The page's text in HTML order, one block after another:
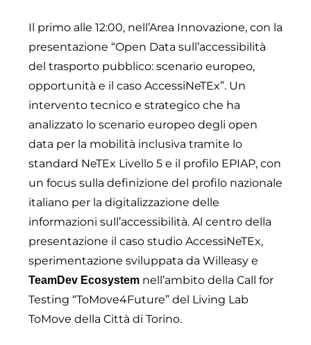
Il primo alle 12:00, nell’Area Innovazione, con la
presentazione “Open Data sull’accessibilità
del trasporto pubblico: scenario europeo,
opportunità e il caso AccessiNeTEx”. Un
intervento tecnico e strategico che ha
analizzato lo scenario europeo degli open
data per la mobilità inclusiva tramite lo
standard NeTEx Livello 5 e il profilo EPIAP, con
un focus sulla definizione del profilo nazionale
italiano per la digitalizzazione delle
informazioni sull’accessibilità. Al centro della
presentazione il caso studio AccessiNeTEx,
sperimentazione sviluppata da Willeasy e
TeamDev Ecosystem nell’ambito della Call for
Testing “ToMove4Future” del Living Lab
ToMove della Città di Torino.